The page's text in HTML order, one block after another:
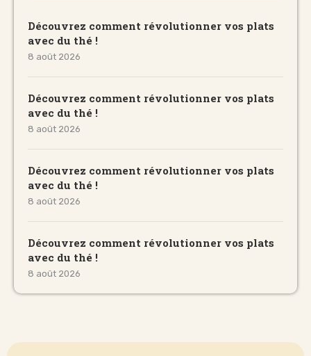
Découvrez comment révolutionner vos plats
avec du thé !
8 août 2026
Découvrez comment révolutionner vos plats
avec du thé !
8 août 2026
Découvrez comment révolutionner vos plats
avec du thé !
8 août 2026
Découvrez comment révolutionner vos plats
avec du thé !
8 août 2026